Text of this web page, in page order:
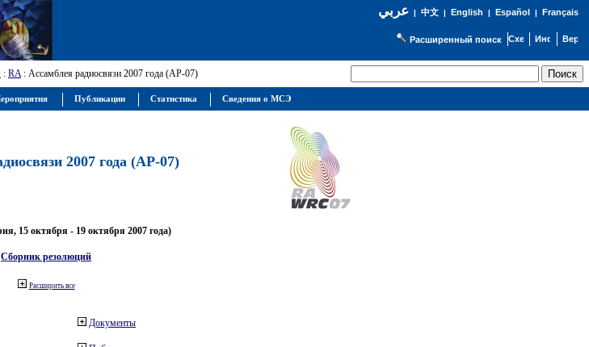
عربي| 中文| English | Español | Français
Расширенный поиск
: RA: Ассамблея радиосвязи 2007 года (АР-07)
2007 года (АР-07)
15 октября - 19 октября 2007 года)
Сборник резолюций
Расширить все
Документы
Публикации Статистика Сведения о МСЭ